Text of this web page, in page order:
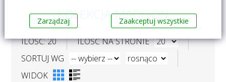
KOLEKCJA MADISON
ILOŚĆ: 20
ILOŚĆ NA STRONIE
SORTUJ WG
WIDOK
Zarządzaj Zaakceptuj wszystkie